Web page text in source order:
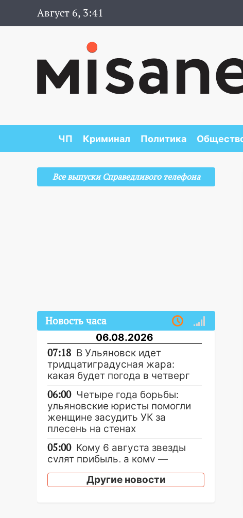
Август 6, 3:41
ЧП Криминал Политика
Все выпуски Справедливого телефона
Новость часа
06.08.2026
07:18 В Ульяновск идет
тридцатиградусная жара:
какая будет погода в четверг
06:00 Четыре года борьбы:
ульяновские юристы помогли
женщине засудить УК за
плесень на стенах
05:00 Кому 6 августа звезды
сулят прибыль, а кому —
испытания на прочность
05.08.2026
Другие новости